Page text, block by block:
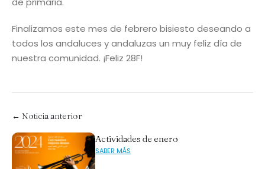
Finalizamos este mes de febrero bisiesto deseando a
todos los andaluces y andaluzas un muy feliz día de
nuestra comunidad. ¡Feliz 28F!
← Noticia anterior
Actividades de enero
SABER MÁS